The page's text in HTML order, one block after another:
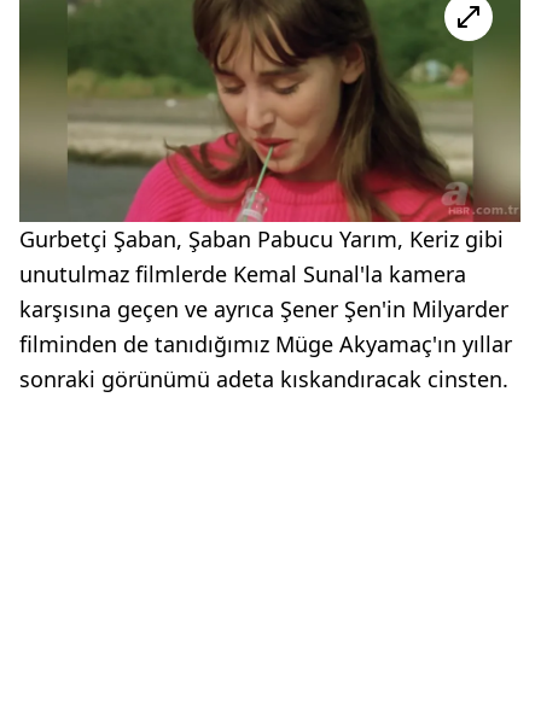
Gurbetçi Şaban, Şaban Pabucu Yarım, Keriz gibi
unutulmaz filmlerde Kemal Sunal'la kamera
karşısına geçen ve ayrıca Şener Şen'in Milyarder
filminden de tanıdığımız Müge Akyamaç'ın yıllar
sonraki görünümü adeta kıskandıracak cinsten.